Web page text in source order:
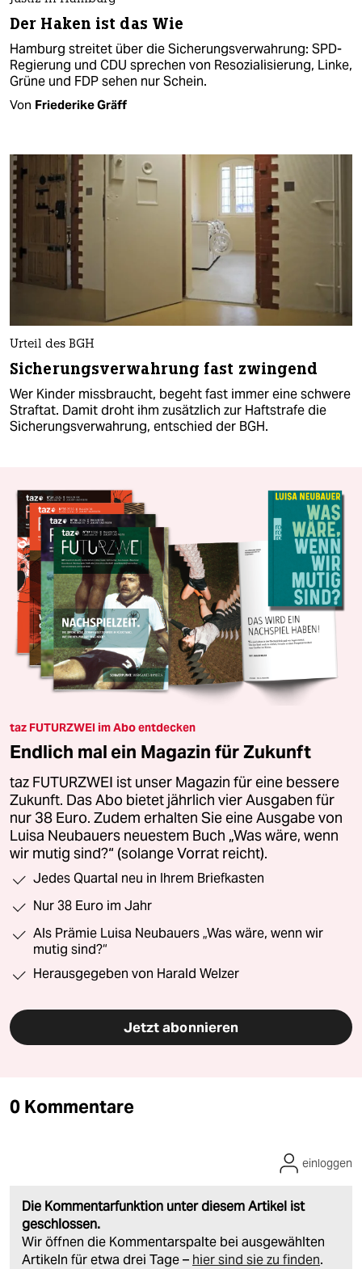
Der Haken ist das Wie
Hamburg streitet über die Sicherungsverwahrung: SPD-
Regierung und CDU sprechen von Resozialisierung, Linke,
Grüne und FDP sehen nur Schein.
Von Friederike Gräff
Urteil des BGH
Sicherungsverwahrung fast zwingend
Wer Kinder missbraucht, begeht fast immer eine schwere
Straftat. Damit droht ihm zusätzlich zur Haftstrafe die
Sicherungsverwahrung, entschied der BGH.
taz FUTURZWEI im Abo entdecken
Endlich mal ein Magazin für Zukunft
taz FUTURZWEI ist unser Magazin für eine bessere
Zukunft. Das Abo bietet jährlich vier Ausgaben für
nur 38 Euro. Zudem erhalten Sie eine Ausgabe von
Luisa Neubauers neuestem Buch „Was wäre, wenn
wir mutig sind?“ (solange Vorrat reicht).
Jedes Quartal neu in Ihrem Briefkasten
Nur 38 Euro im Jahr
Als Prämie Luisa Neubauers „Was wäre, wenn wir
mutig sind?“
Herausgegeben von Harald Welzer
Jetzt abonnieren
0 Kommentare
Die Kommentarfunktion unter diesem Artikel ist
geschlossen.
Wir öffnen die Kommentarspalte bei ausgewählten
Artikeln für etwa drei Tage – hier sind sie zu finden.
einloggen